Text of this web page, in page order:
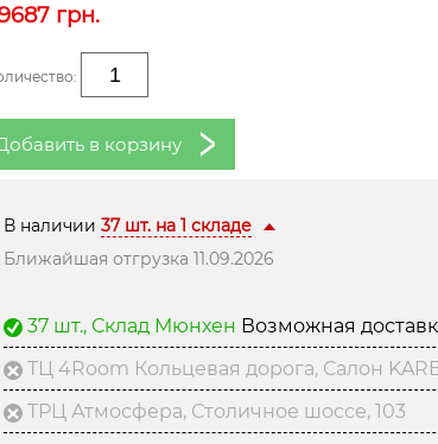
грн.
в корзину
В наличии 37 шт. на 1 складе
Ближайшая отгрузка 11.09.2026
37 шт., Склад Мюнхен Возможная
ТЦ 4Room Кольцевая дорога, Салон
ТРЦ Атмосфера, Столичное шоссе, 103